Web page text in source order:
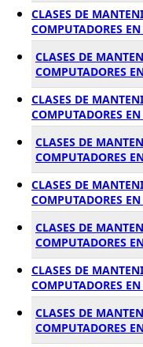
CLASES DE
COMPUTADORES
CLASES DE
COMPUTADORES
CLASES DE
COMPUTADORES
CLASES DE
COMPUTADORES
CLASES DE
COMPUTADORES
CLASES DE
COMPUTADORES
CLASES DE
COMPUTADORES
CLASES DE
COMPUTADORES